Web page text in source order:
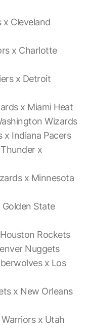
x Cleveland
x Charlotte
x Detroit
x Miami Heat
Wizards
x Indiana Pacers
x
x Minnesota
Golden State
Rockets
Nuggets
x Los
x New Orleans
x Utah